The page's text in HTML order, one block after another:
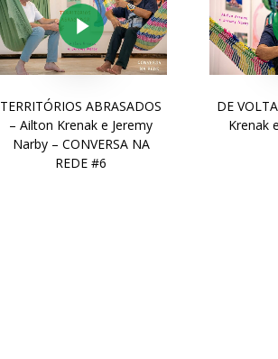
TERRITÓRIOS ABRASADOS
– Ailton Krenak e Jeremy
Narby – CONVERSA NA
REDE #6
DE
Krenak